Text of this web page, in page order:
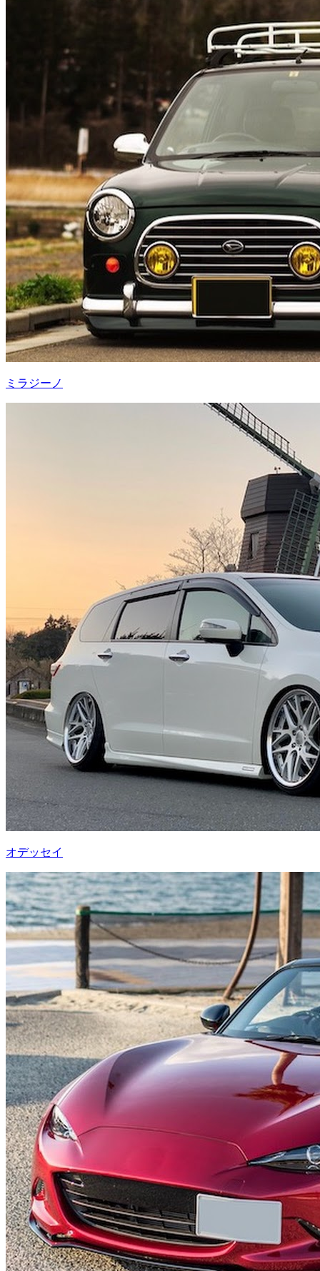
ミラジーノ
オデッセイ